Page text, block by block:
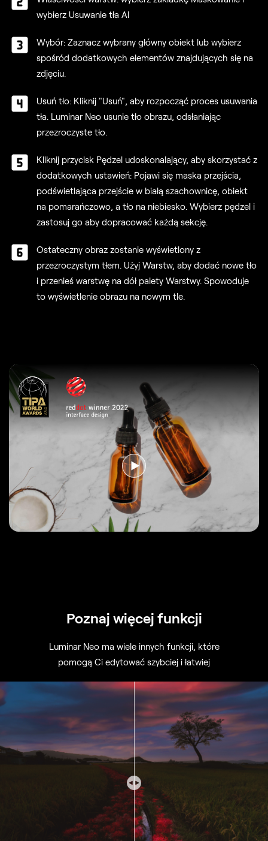
wybierz Usuwanie tła AI
Wybór: Zaznacz wybrany główny obiekt lub wybierz
spośród dodatkowych elementów znajdujących się na
zdjęciu.
Usuń tło: Kliknij "Usuń", aby rozpocząć proces usuwania
tła. Luminar Neo usunie tło obrazu, odsłaniając
przezroczyste tło.
Kliknij przycisk Pędzel udoskonalający, aby skorzystać z
dodatkowych ustawień: Pojawi się maska przejścia,
podświetlająca przejście w białą szachownicę, obiekt
na pomarańczowo, a tło na niebiesko. Wybierz pędzel i
zastosuj go aby dopracować każdą sekcję.
Ostateczny obraz zostanie wyświetlony z
przezroczystym tłem. Użyj Warstw, aby dodać nowe tło
i przenieś warstwę na dół palety Warstwy. Spowoduje
to wyświetlenie obrazu na nowym tle.
Poznaj więcej funkcji
Luminar Neo ma wiele innych funkcji, które
pomogą Ci edytować szybciej i łatwiej